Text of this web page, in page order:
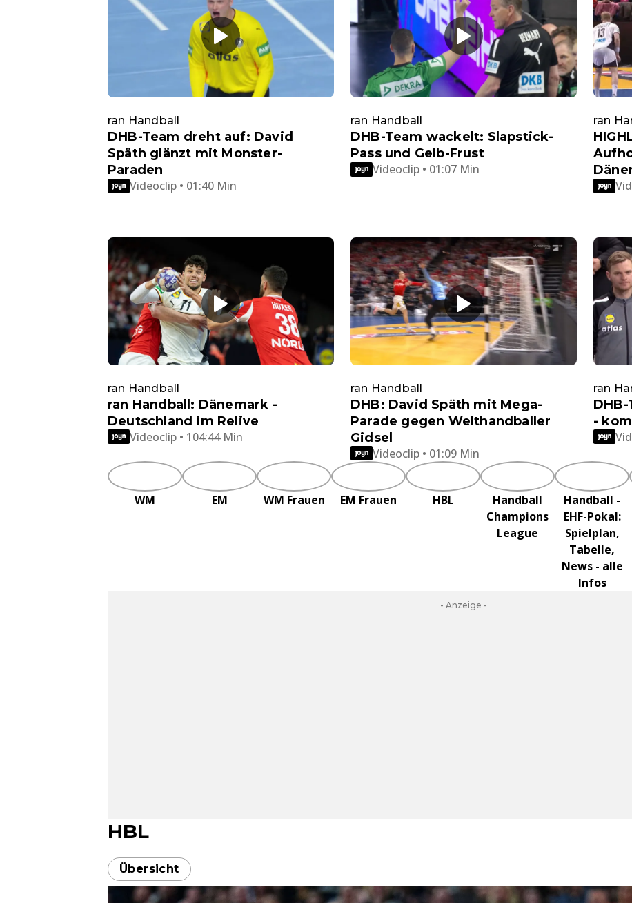
ran Handball
DHB-Team dreht auf: David
Späth glänzt mit Monster-
Paraden
Videoclip • 01:40 Min
ran Handball
DHB-Team wackelt: Slapstick-
Pass und Gelb-Frust
Videoclip • 01:07 Min
ran
ran Handball
ran Handball: Dänemark -
Deutschland im Relive
Videoclip • 104:44 Min
ran Handball
DHB: David Späth mit Mega-
Parade gegen Welthandballer
Gidsel
Videoclip • 01:09 Min
ran
-
WM EM WM Frauen EM Frauen HBL
Handball
Champions
League
Handball -
EHF-Pokal:
Spielplan,
Tabelle,
News - alle
Infos
- Anzeige -
HBL
Übersicht